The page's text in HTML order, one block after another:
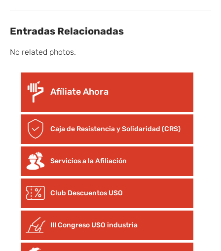
Entradas Relacionadas
No related photos.
Afíliate Ahora
Caja de Resistencia y Solidaridad (CRS)
Servicios a la Afiliación
Club Descuentos USO
III Congreso USO industria